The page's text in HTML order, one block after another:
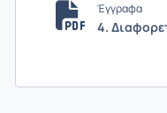
Έγγραφα
4.